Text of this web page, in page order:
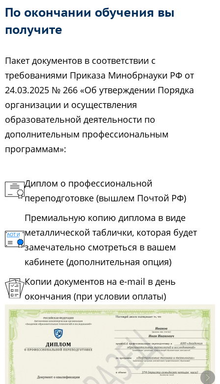
По окончании обучения вы
получите
Пакет документов в соответствии с
требованиями Приказа Минобрнауки РФ от
24.03.2025 № 266 «Об утверждении Порядка
организации и осуществления
образовательной деятельности по
дополнительным профессиональным
программам»:
Диплом о профессиональной
переподготовке (вышлем Почтой РФ)
Премиальную копию диплома в виде
металлической таблички, которая будет
замечательно смотреться в вашем
кабинете (дополнительная опция)
Копии документов на e-mail в день
окончания (при условии оплаты)